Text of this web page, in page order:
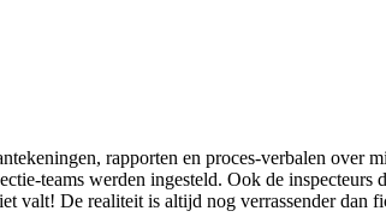
rapporten en proces-verbalen over
teams werden ingesteld. Ook de
valt! De realiteit is altijd nog verrassender dan